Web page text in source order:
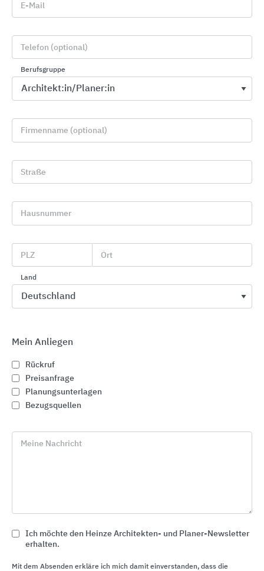
KWC Aquarotter
Gira Schalterprogramme Design und Funktion
Gira
E-Mail
Telefon (optional)
Berufsgruppe
Firmenname (optional)
Straße
Hausnummer
PLZ Ort
Land
Mein Anliegen
Rückruf
Preisanfrage
Planungsunterlagen
Bezugsquellen
Meine Nachricht
Ich möchte den Heinze Architekten- und Planer-Newsletter
erhalten.
Mit dem Absenden erkläre ich mich damit einverstanden, dass die